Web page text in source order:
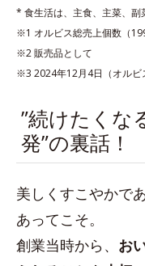
* 食生活は、主食、主菜、副
※1 オルビス総売上個数（
※2 販売品として
※3 2024年12月4日（オルビ
”続けたくな
発”の裏話！
美しくすこやかで
あってこそ。
創業当時から、 お